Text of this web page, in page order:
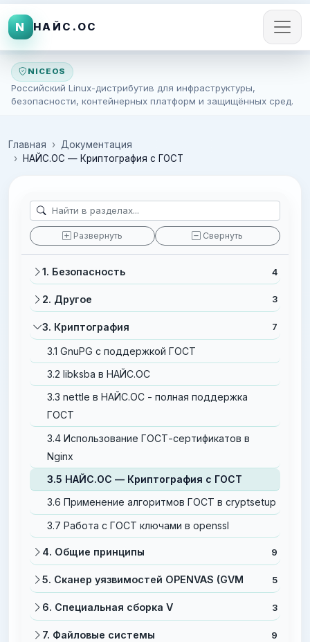
N НАЙС.ОС
NICEOS
Российский Linux-дистрибутив для инфраструктуры,
безопасности, контейнерных платформ и защищённых сред.
Главная
Документация
НАЙС.ОС — Криптография с ГОСТ
Развернуть Свернуть
1. Безопасность 4
2. Другое 3
3. Криптография 7
3.1 GnuPG с поддержкой ГОСТ
3.2 libksba в НАЙС.ОС
3.3 nettle в НАЙС.ОС - полная поддержка
ГОСТ
3.4 Использование ГОСТ-сертификатов в
Nginx
3.5 НАЙС.ОС — Криптография с ГОСТ
3.6 Применение алгоритмов ГОСТ в cryptsetup
3.7 Работа с ГОСТ ключами в openssl
4. Общие принципы 9
5. Сканер уязвимостей OPENVAS (GVM 5
6. Специальная сборка V 3
7. Файловые системы 9